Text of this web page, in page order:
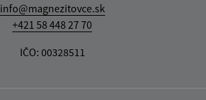
info@magnezitovce.sk
+421 58 448 27 70
IČO: 00328511